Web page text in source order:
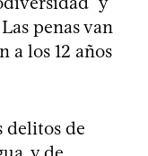
penas van
a los 12 años
de